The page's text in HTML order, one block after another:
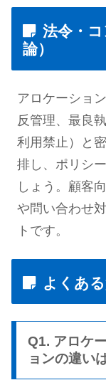
法令・
論）
アロケーショ
反管理、最良
利用禁止）と
排し、ポリシ
しょう。顧客
や問い合わせ
トです。
よくある
Q1. アロケ
ョンの違い